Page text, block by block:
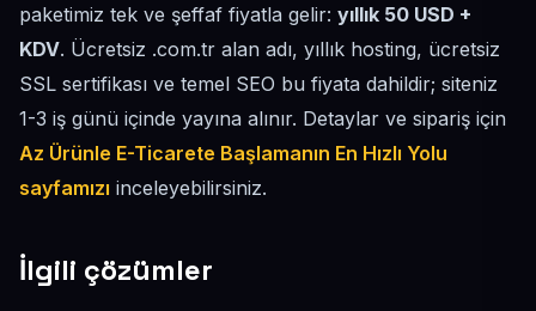
paketimiz tek ve şeffaf fiyatla gelir: yıllık 50 USD +
KDV. Ücretsiz .com.tr alan adı, yıllık hosting, ücretsiz
SSL sertifikası ve temel SEO bu fiyata dahildir; siteniz
1-3 iş günü içinde yayına alınır. Detaylar ve sipariş için
Az Ürünle E-Ticarete Başlamanın En Hızlı Yolu
sayfamızı inceleyebilirsiniz.
İlgili çözümler